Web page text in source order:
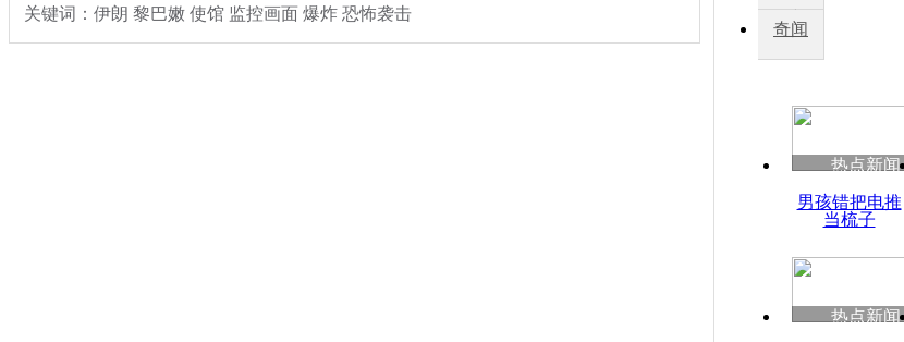
关键词：伊朗 黎巴嫩 使馆 监控画面 爆炸 恐怖袭击 秀
奇闻
热点新闻
男孩错把电推
当梳子
热点新闻